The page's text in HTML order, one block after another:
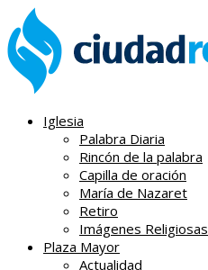
Iglesia
Palabra Diaria
Rincón de la palabra
Capilla de oración
María de Nazaret
Retiro
Imágenes Religiosas
Plaza Mayor
Actualidad